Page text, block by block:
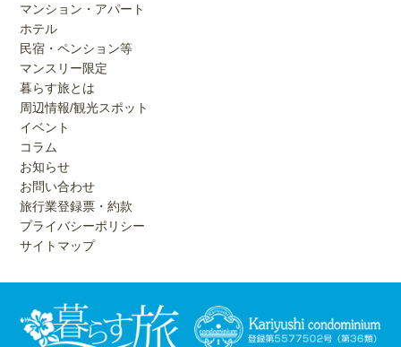
マンション・アパート
ホテル
民宿・ペンション等
マンスリー限定
暮らす旅とは
周辺情報/観光スポット
イベント
コラム
お知らせ
お問い合わせ
旅行業登録票・約款
プライバシーポリシー
サイトマップ